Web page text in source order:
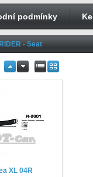
- Seat
XL 04R
podmínky